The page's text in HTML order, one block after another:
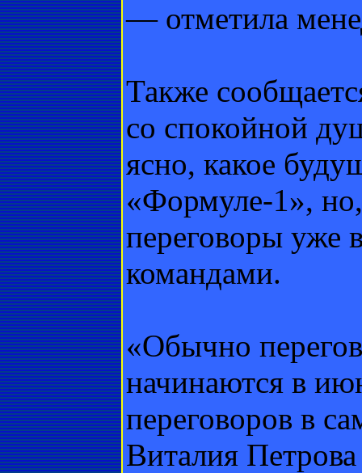
— отметила
Также
со спокойной
ясно, какое
«Формуле-1»,
переговоры уже
командами.
«Обычно
начинаются в
переговоров в
Виталия